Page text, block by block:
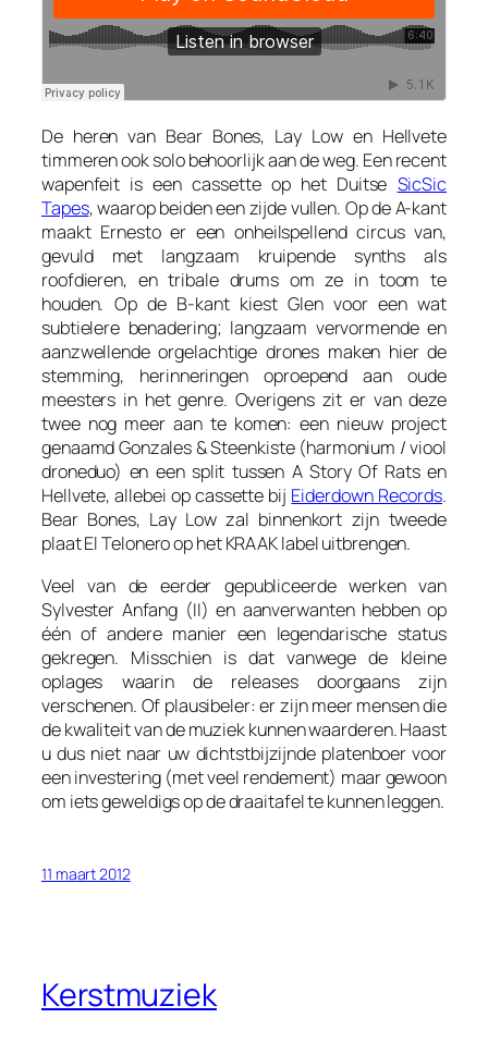
De heren van Bear Bones, Lay Low en Hellvete
timmeren ook solo behoorlijk aan de weg. Een recent
wapenfeit is een cassette op het Duitse SicSic
Tapes, waarop beiden een zijde vullen. Op de A-kant
maakt Ernesto er een onheilspellend circus van,
gevuld met langzaam kruipende synths als
roofdieren, en tribale drums om ze in toom te
houden. Op de B-kant kiest Glen voor een wat
subtielere benadering; langzaam vervormende en
aanzwellende orgelachtige drones maken hier de
stemming, herinneringen oproepend aan oude
meesters in het genre. Overigens zit er van deze
twee nog meer aan te komen: een nieuw project
genaamd Gonzales & Steenkiste (harmonium / viool
droneduo) en een split tussen A Story Of Rats en
Hellvete, allebei op cassette bij Eiderdown Records.
Bear Bones, Lay Low zal binnenkort zijn tweede
plaatEl Teloneroop het KRAAK label uitbrengen.
Veel van de eerder gepubliceerde werken van
Sylvester Anfang (II) en aanverwanten hebben op
één of andere manier een legendarische status
gekregen. Misschien is dat vanwege de kleine
oplages waarin de releases doorgaans zijn
verschenen. Of plausibeler: er zijn meer mensen die
de kwaliteit van de muziek kunnen waarderen. Haast
u dus niet naar uw dichtstbijzijnde platenboer voor
een investering (met veel rendement) maar gewoon
om iets geweldigs op de draaitafel te kunnen leggen.
11 maart 2012
Kerstmuziek